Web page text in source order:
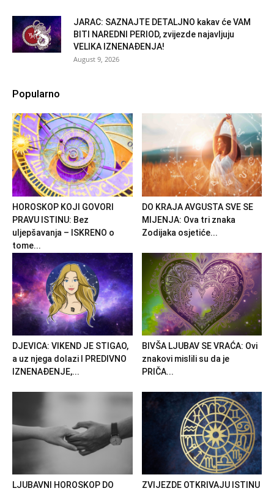
JARAC: SAZNAJTE DETALJNO kakav će VAM
BITI NAREDNI PERIOD, zvijezde najavljuju
VELIKA IZNENAĐENJA!
August 9, 2026
Popularno
HOROSKOP KOJI GOVORI
PRAVU ISTINU: Bez
uljepšavanja – ISKRENO o
tome...
DO KRAJA AVGUSTA SVE SE
MIJENJA: Ova tri znaka
Zodijaka osjetiće...
DJEVICA: VIKEND JE STIGAO,
a uz njega dolazi I PREDIVNO
IZNENAĐENJE,...
BIVŠA LJUBAV SE VRAĆA: Ovi
znakovi mislili su da je
PRIČA...
LJUBAVNI HOROSKOP DO
ZVIJEZDE OTKRIVAJU ISTINU